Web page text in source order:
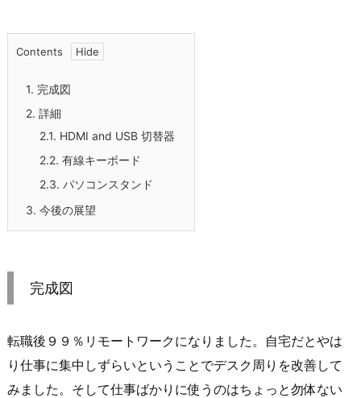
Contents
1. 完成図
2. 詳細
2.1. HDMI and USB 切替器
2.2. 有線キーボード
2.3. パソコンスタンド
3. 今後の展望
完成図
転職後９９％リモートワークになりました。自宅だとやは
り仕事に集中しずらいということでデスク周りを改善して
みました。そして仕事ばかりに使うのはちょっと勿体ない